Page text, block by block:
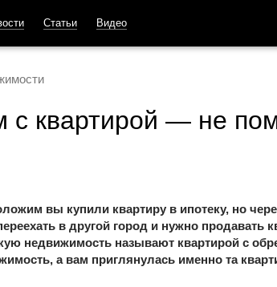
Статьи Видео
квартирой — не
вы купили квартиру в ипотеку, но
в другой город и нужно продавать
недвижимость называют квартирой с
а вам приглянулась именно та